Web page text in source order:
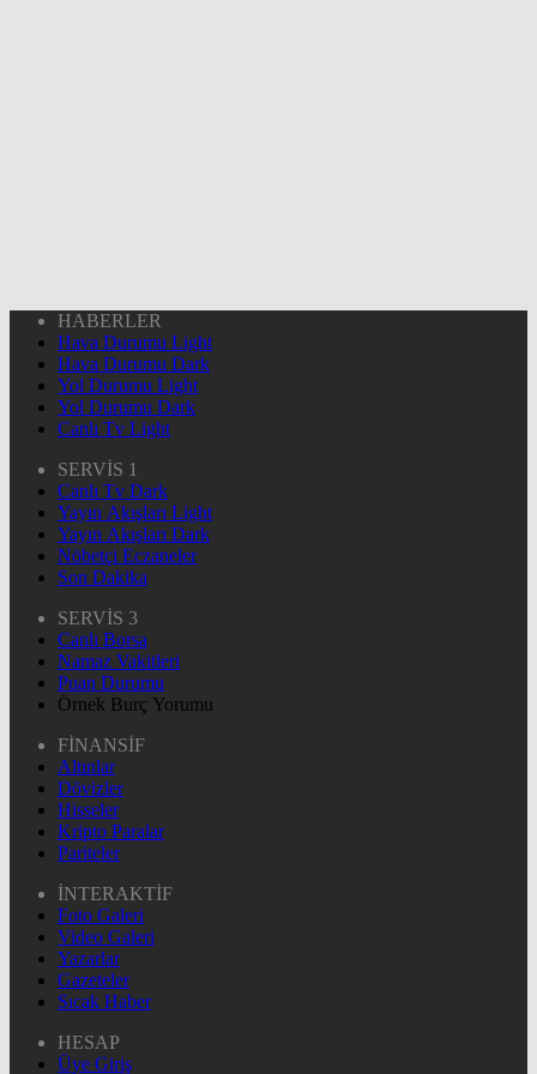
HABERLER
Hava Durumu Light
Hava Durumu Dark
Yol Durumu Light
Yol Durumu Dark
Canlı Tv Light
SERVİS 1
Canlı Tv Dark
Yayın Akışları Light
Yayın Akışları Dark
Nöbetçi Eczaneler
Son Dakika
SERVİS 3
Canlı Borsa
Namaz Vakitleri
Puan Durumu
Örnek Burç Yorumu
FİNANSİF
Altınlar
Dövizler
Hisseler
Kripto Paralar
Pariteler
İNTERAKTİF
Foto Galeri
Video Galeri
Yazarlar
Gazeteler
Sıcak Haber
HESAP
Üye Giriş